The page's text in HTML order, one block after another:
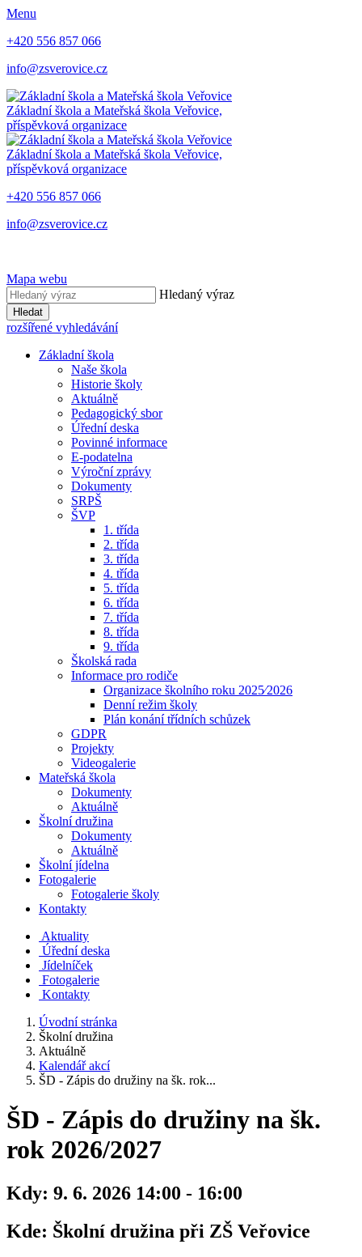
Menu
+420 556 857 066
info@zsverovice.cz
Základní škola a Mateřská škola Veřovice,
příspěvková organizace
Základní škola a Mateřská škola Veřovice,
příspěvková organizace
+420 556 857 066
info@zsverovice.cz
Mapa webu
Hledaný výraz
Hledat
rozšířené vyhledávání
Základní škola
Naše škola
Historie školy
Aktuálně
Pedagogický sbor
Úřední deska
Povinné informace
E-podatelna
Výroční zprávy
Dokumenty
SRPŠ
ŠVP
1. třída
2. třída
3. třída
4. třída
5. třída
6. třída
7. třída
8. třída
9. třída
Školská rada
Informace pro rodiče
Organizace školního roku 2025⁄2026
Denní režim školy
Plán konání třídních schůzek
GDPR
Projekty
Videogalerie
Mateřská škola
Dokumenty
Aktuálně
Školní družina
Dokumenty
Aktuálně
Školní jídelna
Fotogalerie
Fotogalerie školy
Kontakty
Aktuality
Úřední deska
Jídelníček
Fotogalerie
Kontakty
Úvodní stránka
Školní družina
Aktuálně
Kalendář akcí
ŠD - Zápis do družiny na šk. rok...
ŠD - Zápis do družiny na šk.
rok 2026/2027
Kdy: 9. 6. 2026 14:00 - 16:00
Kde: Školní družina při ZŠ Veřovice